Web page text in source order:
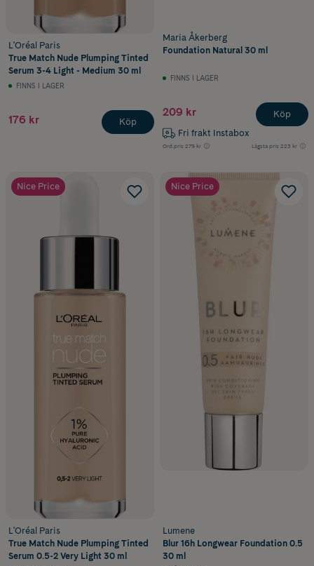
L'Oréal Paris
True Match Nude Plumping Tinted
Serum 3-4 Light - Medium 30 ml
FINNS I LAGER
176 kr Köp
Maria Åkerberg
Foundation Natural 30 ml
FINNS I LAGER
209 kr
Fri frakt Instabox
Ord.pris 279 kr Lägsta pris 223 kr
Köp
Nice Price
L'Oréal Paris
True Match Nude Plumping Tinted
Serum 0.5-2 Very Light 30 ml
Nice Price
Lumene
Blur 16h Longwear Foundation 0.5
30 ml